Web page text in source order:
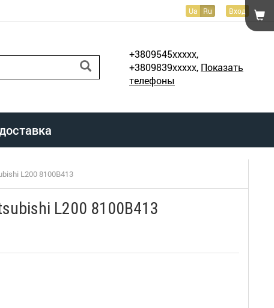
Ua Ru Вход
+3809545xxxxx,
+3809839xxxxx, Показать
телефоны
L200 8100B413
L200 8100B413